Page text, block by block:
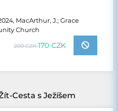
MacArthur, J.; Grace
Church
200 CZK170 CZK
Cesta s Ježíšem